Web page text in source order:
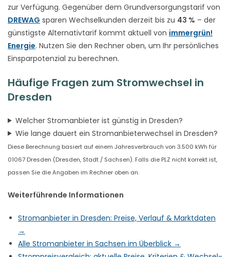
zur Verfügung. Gegenüber dem Grundversorgungstarif von
DREWAG sparen Wechselkunden derzeit bis zu 43 % – der
günstigste Alternativtarif kommt aktuell von immergrün!
Energie. Nutzen Sie den Rechner oben, um Ihr persönliches
Einsparpotenzial zu berechnen.
Häufige Fragen zum Stromwechsel in
Dresden
Welcher Stromanbieter ist günstig in Dresden?
Wie lange dauert ein Stromanbieterwechsel in Dresden?
Diese Berechnung basiert auf einem Jahresverbrauch von 3.500 kWh für
01067 Dresden (Dresden, Stadt / Sachsen). Falls die PLZ nicht korrekt ist,
passen Sie die Angaben im Rechner oben an.
Weiterführende Informationen
Stromanbieter in Dresden: Preise, Verlauf & Marktdaten
→
Alle Stromanbieter in Sachsen im Überblick →